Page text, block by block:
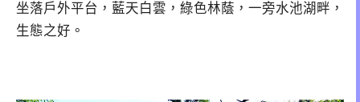
坐落戶外平台，藍天白雲，綠色林蔭，一旁水池湖畔，
生態之好。